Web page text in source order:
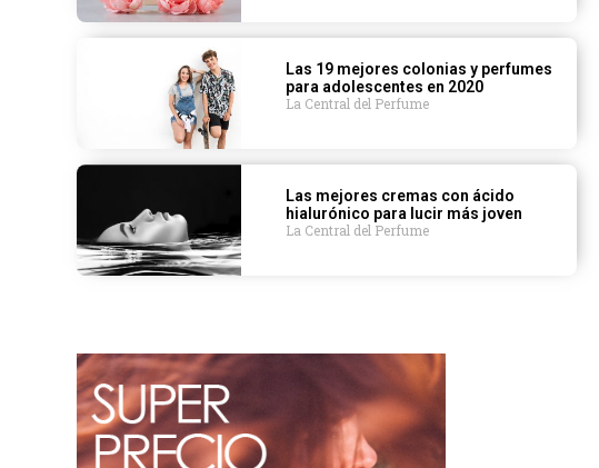
Las 19 mejores colonias y perfumes
para adolescentes en 2020
La Central del Perfume
Las mejores cremas con ácido
hialurónico para lucir más joven
La Central del Perfume